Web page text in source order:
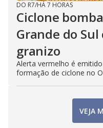
DO R7/HÁ 7 HORAS
Ciclone
Grande do
granizo
Alerta vermelho é
formação de ciclone no
VEJA